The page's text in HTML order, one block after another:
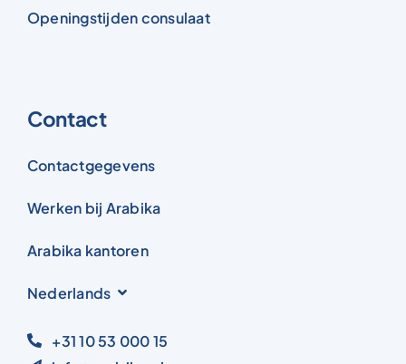
Openingstijden consulaat
Contact
Contactgegevens
Werken bij Arabika
Arabika kantoren
Nederlands
+31 10 53 000 15